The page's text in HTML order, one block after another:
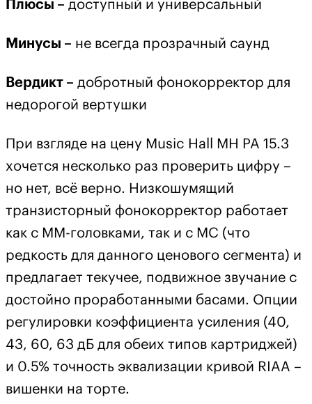
Плюсы – доступный и универсальный
Минусы – не всегда прозрачный саунд
Вердикт – добротный фонокорректор для
недорогой вертушки
При взгляде на цену Music Hall MH PA 15.3
хочется несколько раз проверить цифру –
но нет, всё верно. Низкошумящий
транзисторный фонокорректор работает
как с ММ-головками, так и с МС (что
редкость для данного ценового сегмента) и
предлагает текучее, подвижное звучание с
достойно проработанными басами. Опции
регулировки коэффициента усиления (40,
43, 60, 63 дБ для обеих типов картриджей)
и 0.5% точность эквализации кривой RIAA –
вишенки на торте.